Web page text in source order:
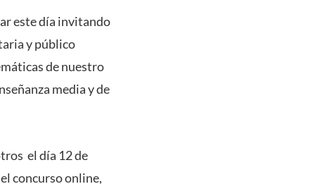
este día invitando
y público
de nuestro
media y de
el día 12 de
concurso online,